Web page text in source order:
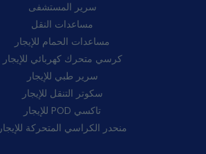
سرير المستشفى
مساعدات النقل
مساعدات الحمام للإيجار
كرسي متحرك كهربائي للإيجار
سرير طبي للإيجار
سكوتر التنقل للإيجار
تاكسي POD للإيجار
منحدر الكراسي المتحركة للإيجار